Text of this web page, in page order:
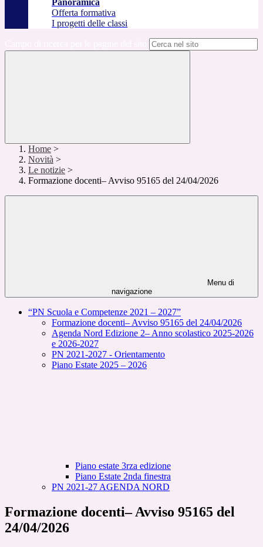
Panoramica
Offerta formativa
I progetti delle classi
Home >
Novità >
Le notizie >
Formazione docenti– Avviso 95165 del 24/04/2026
Menu di
navigazione
“PN Scuola e Competenze 2021 – 2027”
Formazione docenti– Avviso 95165 del 24/04/2026
Agenda Nord Edizione 2– Anno scolastico 2025-2026
e 2026-2027
PN 2021-2027 - Orientamento
Piano Estate 2025 – 2026
Piano estate 3rza edizione
Piano Estate 2nda finestra
PN 2021-27 AGENDA NORD
Formazione docenti– Avviso 95165 del
24/04/2026